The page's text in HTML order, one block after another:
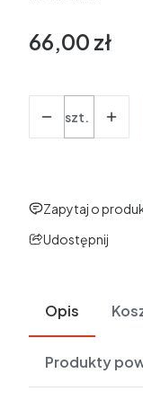
Cena
66,00 zł
szt.
Zapytaj o
Udostępnij
Opis
Produkty